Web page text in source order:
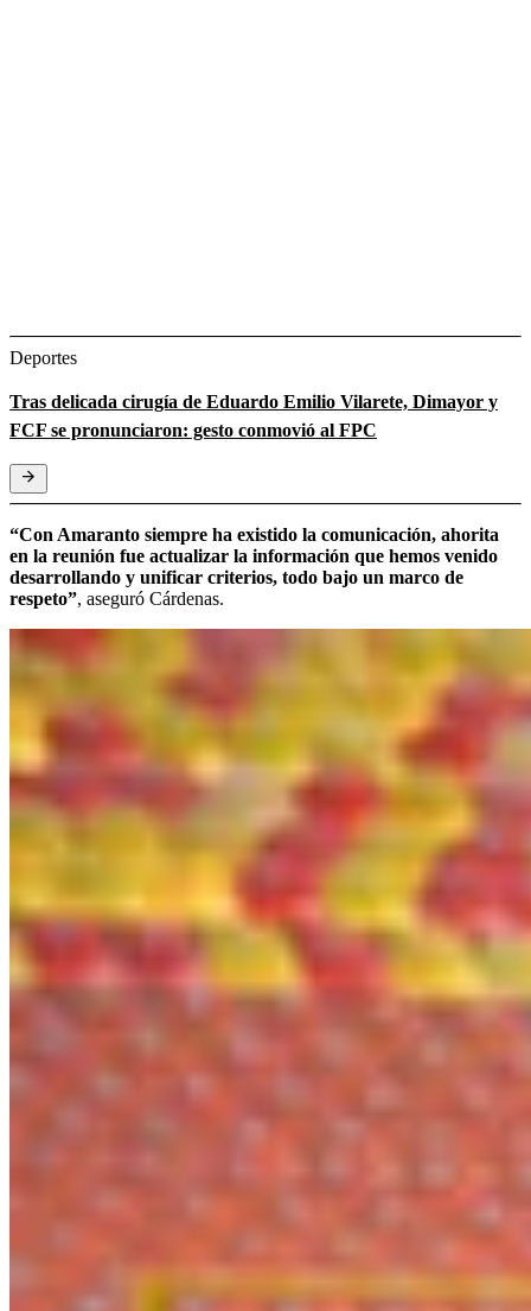
Deportes
Tras delicada cirugía de Eduardo Emilio Vilarete, Dimayor y
FCF se pronunciaron: gesto conmovió al FPC
“Con Amaranto siempre ha existido la comunicación, ahorita
en la reunión fue actualizar la información que hemos venido
desarrollando y unificar criterios, todo bajo un marco de
respeto”, aseguró Cárdenas.